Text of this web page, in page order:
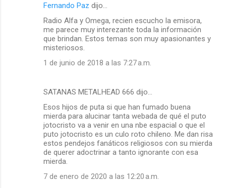
Fernando Paz dijo…
Radio Alfa y Omega, recien escucho la emisora,
me parece muy interezante toda la información
que brindan. Estos temas son muy apasionantes y
misteriosos.
1 de junio de 2018 a las 7:27 a.m.
SATANAS METALHEAD 666 dijo…
Esos hijos de puta si que han fumado buena
mierda para alucinar tanta webada de qué el puto
jotocristo va a venir en una nbe espacial o que el
puto jotocristo es un culo roto chileno. Me dan risa
estos pendejos fanáticos religiosos con su mierda
de querer adoctrinar a tanto ignorante con esa
mierda.
7 de enero de 2020 a las 12:20 a.m.